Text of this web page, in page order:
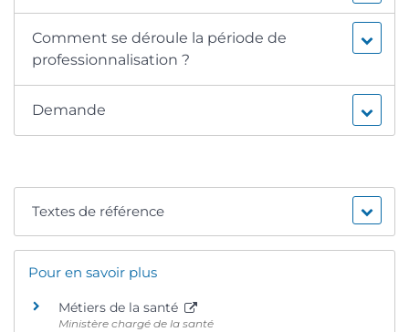
Comment se déroule la période de
professionnalisation ?
Demande
Textes de référence
Pour en savoir plus
Métiers de la santé
Ministère chargé de la santé